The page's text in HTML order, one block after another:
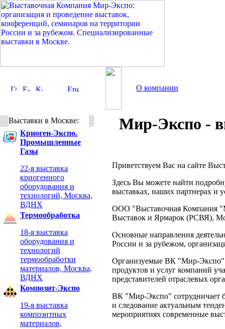
О компании
Выставки в Москве:
Криоген-Экспо.
Промышленные
Газы
22-я выставка
криогенного
оборудования и
технологий, Москва,
ВДНХ
Термообработка
18-я выставка
оборудования и
технологий
термообработки
материалов, Москва,
ВДНХ
Композит-Экспо
19-я выставка
композитных
материалов,
Мир-Экспо -
Приветствуем Вас на сайте
Здесь Вы можете найти
выставках, наших партнерах и
ООО "Выставочная Компания
Выставок и Ярмарок (РСВЯ),
Основные направления
России и за рубежом,
Организуемые ВК "Мир-Экспо"
продуктов и услуг компаний
представителей отраслевых
ВК "Мир-Экспо" сотрудничает
и следование актуальным
мероприятиях современные